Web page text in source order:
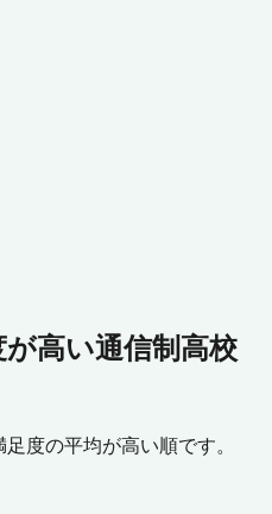
高い通信制高校
度の平均が高い順です。